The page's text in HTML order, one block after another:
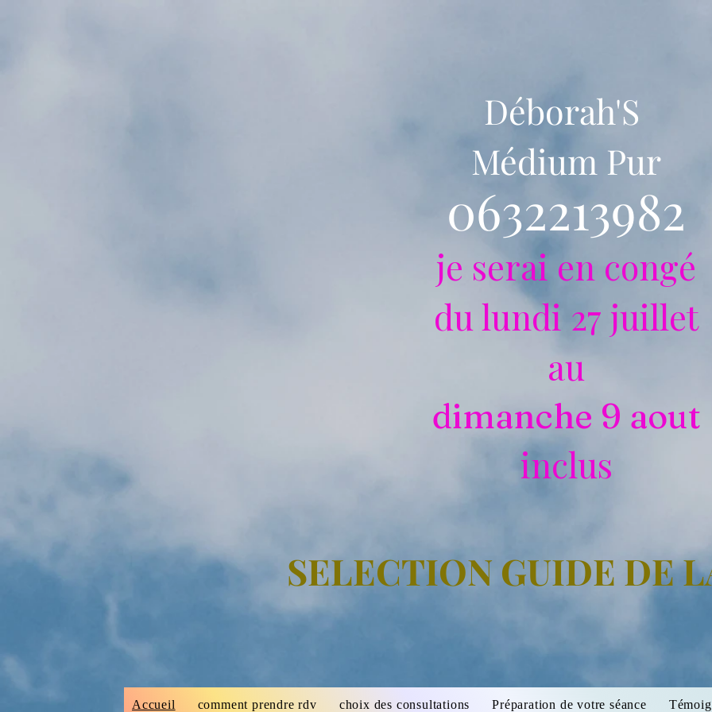
Déborah'S
Médium Pur
0632213982
je serai en congé
du lundi 27 juillet
au
dimanche 9 aout
inclus
SELECTION GUIDE DE
Accueil comment prendre rdv choix des consultations Préparation de votre séance